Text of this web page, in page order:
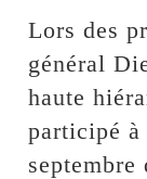
Lors des
général
haute
participé à